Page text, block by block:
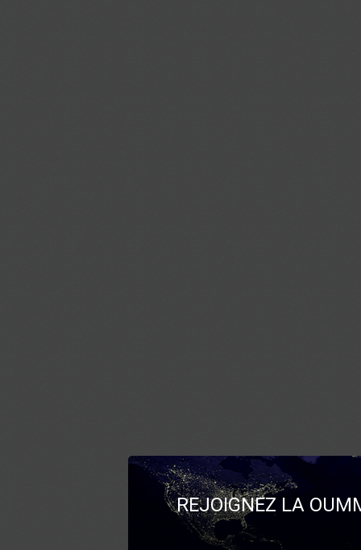
REJOIGNEZ LA